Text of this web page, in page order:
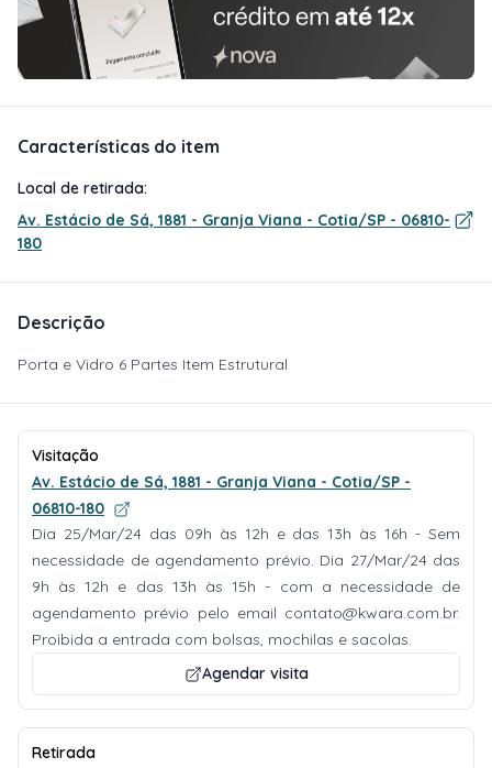
Características do item
Local de retirada:
Av. Estácio de Sá, 1881 - Granja Viana - Cotia/SP - 06810-
180
Descrição
Porta e Vidro 6 Partes Item Estrutural
Visitação
Av. Estácio de Sá, 1881 - Granja Viana - Cotia/SP -
06810-180
Dia 25/Mar/24 das 09h às 12h e das 13h às 16h - Sem
necessidade de agendamento prévio. Dia 27/Mar/24 das
9h às 12h e das 13h às 15h - com a necessidade de
agendamento prévio pelo email contato@kwara.com.br.
Proibida a entrada com bolsas, mochilas e sacolas.
Agendar visita
Retirada